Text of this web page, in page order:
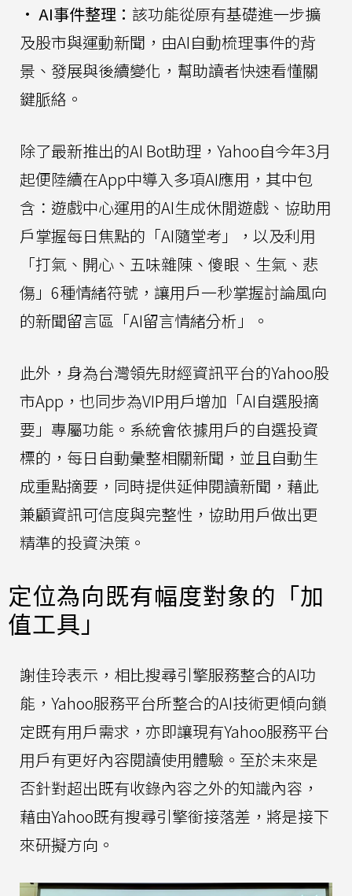
• AI事件整理： 該功能從原有基礎進一步擴
及股市與運動新聞，由AI自動梳理事件的背
景、發展與後續變化，幫助讀者快速看懂關
鍵脈絡。
除了最新推出的AI Bot助理，Yahoo自今年3月
起便陸續在App中導入多項AI應用，其中包
含：遊戲中心運用的AI生成休閒遊戲、協助用
戶掌握每日焦點的「AI隨堂考」，以及利用
「打氣、開心、五味雜陳、傻眼、生氣、悲
傷」6種情緒符號，讓用戶一秒掌握討論風向
的新聞留言區「AI留言情緒分析」。
此外，身為台灣領先財經資訊平台的Yahoo股
市App，也同步為VIP用戶增加「AI自選股摘
要」專屬功能。系統會依據用戶的自選投資
標的，每日自動彙整相關新聞，並且自動生
成重點摘要，同時提供延伸閱讀新聞，藉此
兼顧資訊可信度與完整性，協助用戶做出更
精準的投資決策。
定位為向既有幅度對象的「加
值工具」
謝佳玲表示，相比搜尋引擎服務整合的AI功
能，Yahoo服務平台所整合的AI技術更傾向鎖
定既有用戶需求，亦即讓現有Yahoo服務平台
用戶有更好內容閱讀使用體驗。至於未來是
否針對超出既有收錄內容之外的知識內容，
藉由Yahoo既有搜尋引擎銜接落差，將是接下
來研擬方向。